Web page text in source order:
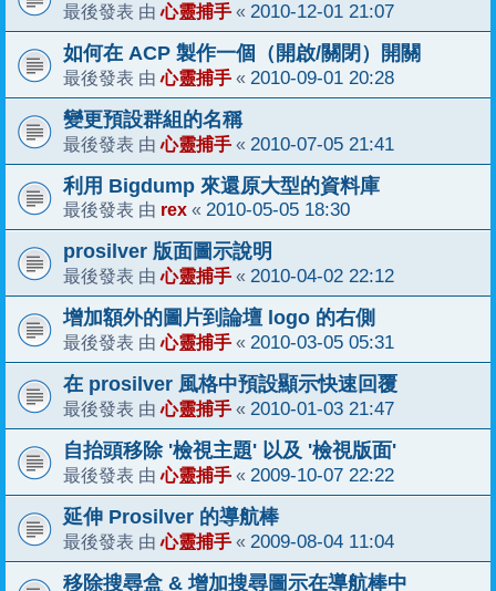
最後發表 由心靈捕手 « 2010-12-01 21:07
如何在 ACP 製作一個（開啟/關閉）開關
最後發表 由心靈捕手 « 2010-09-01 20:28
變更預設群組的名稱
最後發表 由心靈捕手 « 2010-07-05 21:41
利用 Bigdump 來還原大型的資料庫
最後發表 由 rex « 2010-05-05 18:30
prosilver 版面圖示說明
最後發表 由心靈捕手 « 2010-04-02 22:12
增加額外的圖片到論壇 logo 的右側
最後發表 由心靈捕手 « 2010-03-05 05:31
在 prosilver 風格中預設顯示快速回覆
最後發表 由心靈捕手 « 2010-01-03 21:47
自抬頭移除 '檢視主題' 以及 '檢視版面'
最後發表 由心靈捕手 « 2009-10-07 22:22
延伸 Prosilver 的導航棒
最後發表 由心靈捕手 « 2009-08-04 11:04
移除搜尋盒 & 增加搜尋圖示在導航棒中